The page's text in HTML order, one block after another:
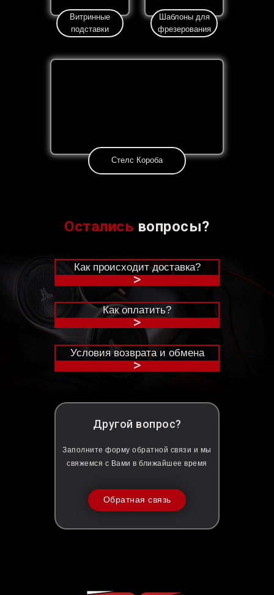
Шаблоны для
фрезерования
Витринные
подставки
Стелс Короба
Остались вопросы?
Как происходит доставка?
>
Как оплатить?
>
Условия возврата и обмена
>
Другой вопрос?
Заполните форму обратной связи и мы
свяжемся с Вами в ближайшее время
Обратная связь